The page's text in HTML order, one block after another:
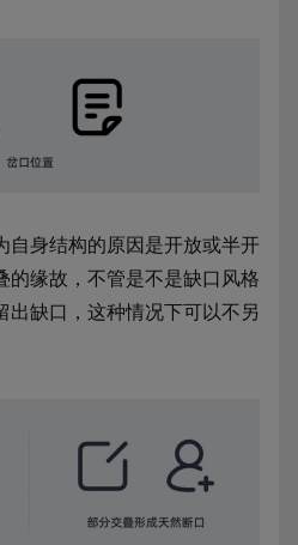
自身结构的原因是开放或半开
的缘故，不管是不是缺口风格
出缺口，这种情况下可以不另